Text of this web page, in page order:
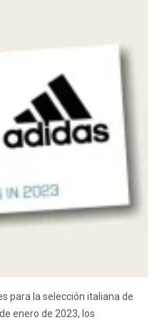
para la selección italiana de
enero de 2023, los